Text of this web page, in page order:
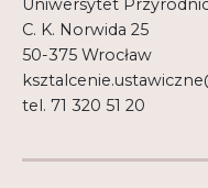
Uniwersytet
C. K. Norwida 25
50-375 Wrocław
tel. 71 320 51 20